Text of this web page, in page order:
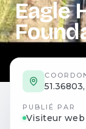
Eagle
51.36803,
PUBLIÉ PAR
Visiteur web